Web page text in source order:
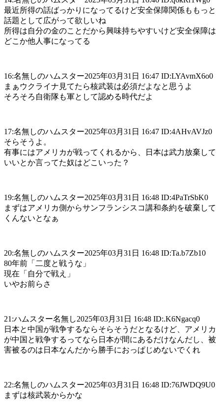
最近所得の話ばっかりになってるけど安全保障関係ももっと
話題として広がって欲しいね
所得は自分の金のことだから興味持ちやすいけど安全保障は
どこか他人事になってる
16:名無しのハムスター2025年03月31日 16:47 ID:LYAvmX6o0
まぁウクライナ見てたら核武装は必須だよなと思うよ
そろそろ自衛隊も軍として認める時代だよ
17:名無しのハムスター2025年03月31日 16:47 ID:4AHvAVJz0
そらそうよ。
有事にはアメリカが戦ってくれるから、日本は武力放棄して
いいとか言ってた奴はどこいった？
19:名無しのハムスター2025年03月31日 16:48 ID:4PaTrSbK0
まずはアメリカ側からサンフランシスコ講和条約を破棄して
くんないとなぁ
20:名無しのハムスター2025年03月31日 16:48 ID:Ta.b7Zb10
80年前「二度と戦うな」
現在「自分で戦え」
いやお前らさ
21:ハムスター名無し2025年03月31日 16:48 ID:.K6Ngacq0
日本と中国が戦争するならそらそうだとなるけど、アメリカ
が中国と戦争するってなら日本が間にあるだけなんだし、被
害被るのは日本なんだから勝手におっぱじめないでくれ
22:名無しのハムスター2025年03月31日 16:48 ID:76JWDQ9U0
まずは核武装からかな